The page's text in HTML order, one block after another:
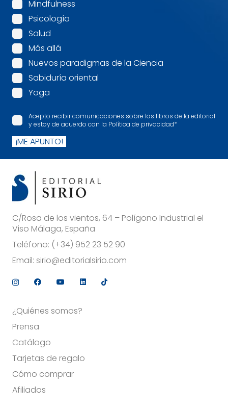
Mindfulness
Psicología
Salud
Más allá
Nuevos paradigmas de la Ciencia
Sabiduría oriental
Yoga
Acepto recibir comunicaciones sobre los libros de la editorial
y estoy de acuerdo con la Política de privacidad*
¡ME APUNTO!
C/Rosa de los vientos, 64 – Polígono Industrial el
Viso Málaga, España
Teléfono: (+34) 952 23 52 90
Email: sirio@editorialsirio.com
¿Quiénes somos?
Prensa
Catálogo
Tarjetas de regalo
Cómo comprar
Afiliados